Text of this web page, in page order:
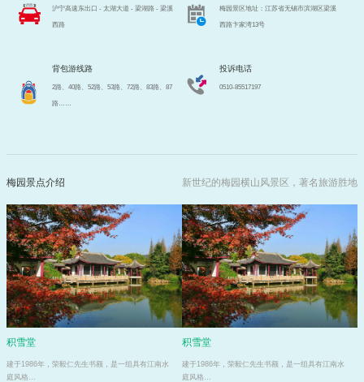
沪宁高速东出口 - 太湖大道 - 梁湖路 - 梁溪
西路
梅园景区地址：江苏省无锡市滨湖区梁溪
西路卞家湾13号
背包游线路
2路、40路、52路、53路、72路、83路、87
路……
投诉电话
0510-85517197
梅园景点介绍 新世纪的梅园横山风景区，著名旅游胜地
积雪堂
建于1986年，荣毅仁先生书额，是一组具有江南水
庭风格…
积雪堂
建于1986年，荣毅仁先生书额，是一组具有江南水
庭风格…